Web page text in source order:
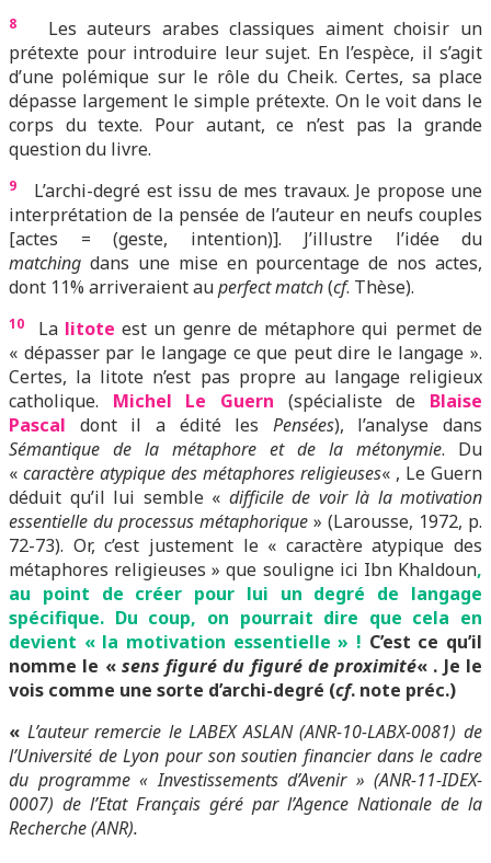
8
Les auteurs arabes classiques aiment choisir un
prétexte pour introduire leur sujet. En l’espèce, il s’agit
d’une polémique sur le rôle du Cheik. Certes, sa place
dépasse largement le simple prétexte. On le voit dans le
corps du texte. Pour autant, ce n’est pas la grande
question du livre.
9
L’archi-degré est issu de mes travaux. Je propose une
interprétation de la pensée de l’auteur en neufs couples
[actes = (geste, intention)]. J’illustre l’idée du
matching dans une mise en pourcentage de nos actes,
dont 11% arriveraient auperfect match(cf. Thèse).
10 La litote est un genre de métaphore qui permet de
« dépasser par le langage ce que peut dire le langage ».
Certes, la litote n’est pas propre au langage religieux
catholique. Michel Le Guern (spécialiste de Blaise
Pascal dont il a édité les Pensées), l’analyse dans
Sémantique de la métaphore et de la métonymie. Du
« caractère atypique des métaphores religieuses« , Le Guern
déduit qu’il lui semble « difficile de voir là la motivation
essentielle du processus métaphorique » (Larousse, 1972, p.
72-73). Or, c’est justement le « caractère atypique des
métaphores religieuses » que souligne ici Ibn Khaldoun,
au point de créer pour lui un degré de langage
spécifique. Du coup, on pourrait dire que cela en
devient « la motivation essentielle » ! C’est ce qu’il
nomme le « sens figuré du figuré de proximité« . Je le
vois comme une sorte d’archi-degré (cf. note préc.)
« L’auteur remercie le LABEX ASLAN (ANR-10-LABX-0081) de
l’Université de Lyon pour son soutien financier dans le cadre
du programme « Investissements d’Avenir » (ANR-11-IDEX-
0007) de l’Etat Français géré par l’Agence Nationale de la
Recherche (ANR).